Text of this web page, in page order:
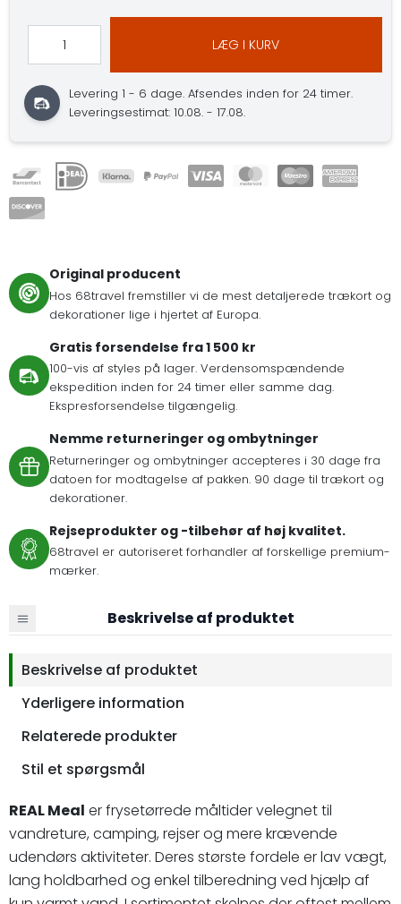
LÆG I KURV
Levering 1 - 6 dage.Afsendes inden for 24 timer.
Leveringsestimat: 10.08. - 17.08.
Original producent
Hos 68travel fremstiller vi de mest detaljerede trækort og
dekorationer lige i hjertet af Europa.
Gratis forsendelse fra 1 500 kr
100-vis af styles på lager. Verdensomspændende
ekspedition inden for 24 timer eller samme dag.
Ekspresforsendelse tilgængelig.
Nemme returneringer og ombytninger
Returneringer og ombytninger accepteres i 30 dage fra
datoen for modtagelse af pakken. 90 dage til trækort og
dekorationer.
Rejseprodukter og -tilbehør af høj kvalitet.
68travel er autoriseret forhandler af forskellige premium-
mærker.
Beskrivelse af produktet
Beskrivelse af produktet
Yderligere information
Relaterede produkter
Stil et spørgsmål
REAL Meal er frysetørrede måltider velegnet til
vandreture, camping, rejser og mere krævende
udendørs aktiviteter. Deres største fordele er lav vægt,
lang holdbarhed og enkel tilberedning ved hjælp af